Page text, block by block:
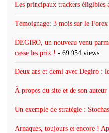
Les principaux trackers éligibles
Témoignage: 3 mois sur le Forex
DEGIRO, un nouveau venu
casse les prix ! - 69 954 views
Deux ans et demi avec Degiro :
À propos du site et de son auteur
Un exemple de stratégie :
Arnaques, toujours et encore !